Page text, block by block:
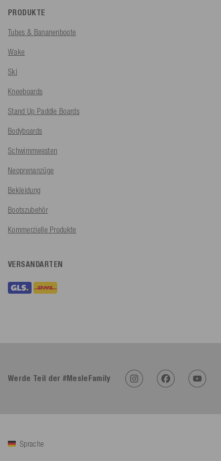
PRODUKTE
Tubes & Bananenboote
Wake
Ski
Kneeboards
Stand Up Paddle Boards
Bodyboards
Schwimmwesten
Neoprenanzüge
Bekleidung
Bootszubehör
Kommerzielle Produkte
VERSANDARTEN
Werde Teil der #MesleFamily
Sprache